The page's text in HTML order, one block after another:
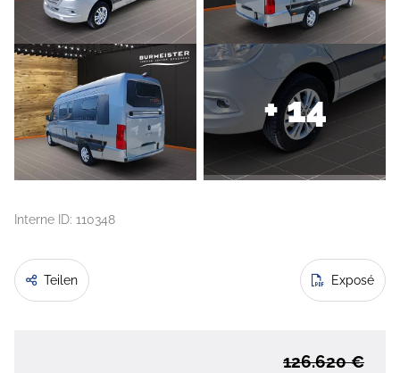
+ 14
Interne ID: 110348
Teilen Exposé
126.620 €